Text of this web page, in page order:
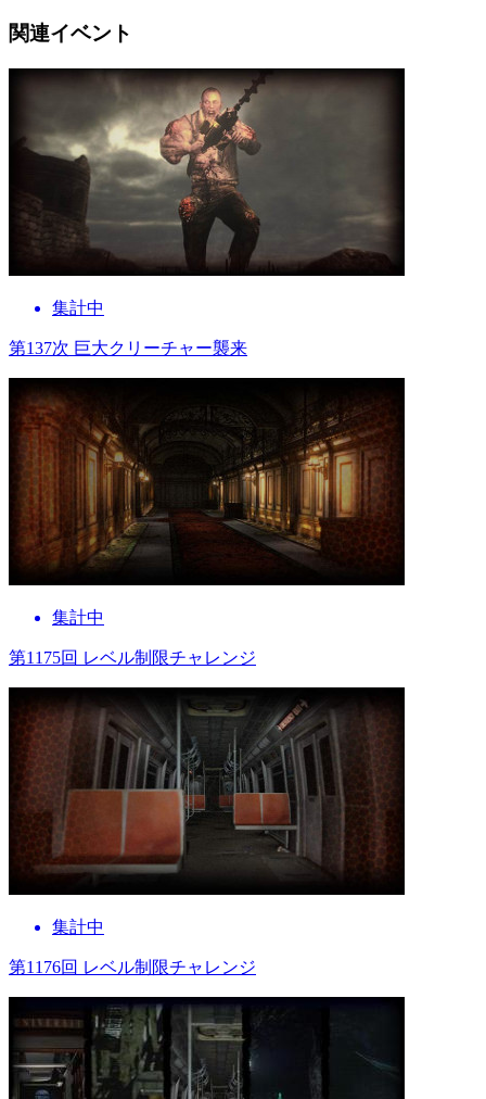
関連イベント
集計中
第137次 巨大クリーチャー襲来
集計中
第1175回 レベル制限チャレンジ
集計中
第1176回 レベル制限チャレンジ